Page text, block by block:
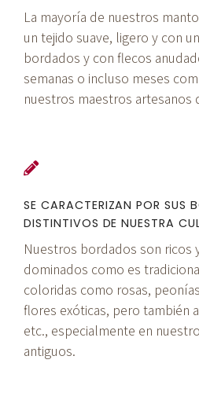
La mayoría de nuestros
un tejido suave, ligero y con
bordados y con flecos
semanas o incluso meses
nuestros maestros artesanos
SE CARACTERIZAN POR SUS
DISTINTIVOS DE NUESTRA
Nuestros bordados son ricos
dominados como es
coloridas como rosas,
flores exóticas, pero también
etc., especialmente en
antiguos.